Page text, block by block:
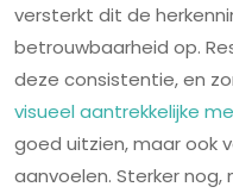
versterkt dit de
betrouwbaarheid op.
deze consistentie, en
visueel aantrekkelijke
goed uitzien, maar ook
aanvoelen. Sterker nog,